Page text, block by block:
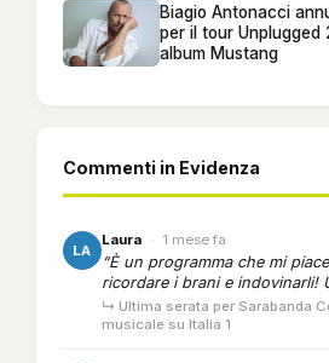
Biagio Antonacci
per il tour Unplugged
album Mustang
Commenti in Evidenza
LA
Laura · 1 mese fa
“È un programma che mi
ricordare i brani e indovinarli!
↳ Ultima serata per Sarabanda
musicale su Italia 1